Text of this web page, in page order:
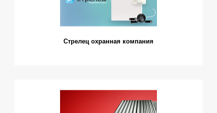
Стрелец охранная компания